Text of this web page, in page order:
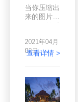
出来的，这
一看就是没
有处理图
高清大图放
上去了，网
站速度难怪
当你压缩出
来的图片质
办呢？图片
在我们的工
不是一张两
张，多的时
候几百张都
2021年04月
02日
查看详情 >